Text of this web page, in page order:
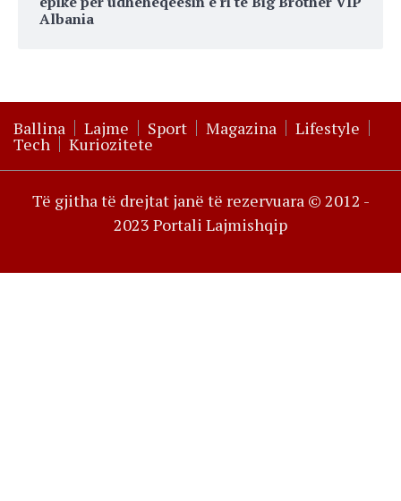
Albania
Ballina Lajme Sport Magazina Lifestyle
Tech Kuriozitete
Të gjitha të drejtat janë të rezervuara © 2012 -
2023 Portali Lajmishqip